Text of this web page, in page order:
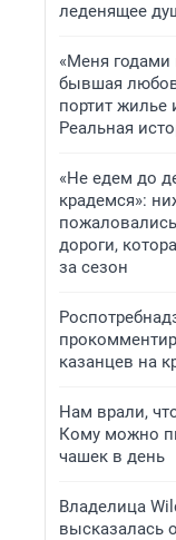
леденящее
«Меня годами
бывшая
портит жилье
Реальная
«Не едем до
крадемся»:
дороги,
за сезон
казанцев на
Нам врали,
Кому можно
чашек в день
Владелица
высказалась